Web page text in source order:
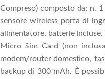
Compreso) composto da: n.
sensore wireless porta di
alimentatore, batterie
Micro Sim Card (non
modem/router domestico,
backup di 300 mAh. È